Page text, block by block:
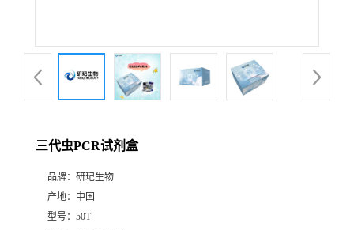
三代虫PCR试剂盒
品牌： 研玘生物
产地： 中国
型号： 50T